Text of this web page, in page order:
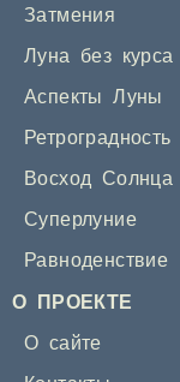
Затмения
Луна без курса
Аспекты Луны
Ретроградность
Восход Солнца
Суперлуние
Равноденствие
О ПРОЕКТЕ
О сайте